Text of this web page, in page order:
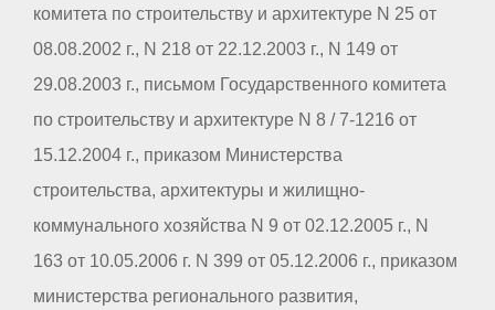
комитета по строительству и архитектуре N 25 от
08.08.2002 г., N 218 от 22.12.2003 г., N 149 от
29.08.2003 г., письмом Государственного комитета
по строительству и архитектуре N 8 / 7-1216 от
15.12.2004 г., приказом Министерства
строительства, архитектуры и жилищно-
коммунального хозяйства N 9 от 02.12.2005 г., N
163 от 10.05.2006 г. N 399 от 05.12.2006 г., приказом
министерства регионального развития,